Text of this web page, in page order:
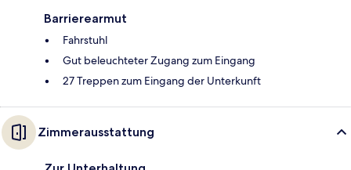
Barrierearmut
Fahrstuhl
Gut beleuchteter Zugang zum Eingang
27 Treppen zum Eingang der Unterkunft
Zimmerausstattung